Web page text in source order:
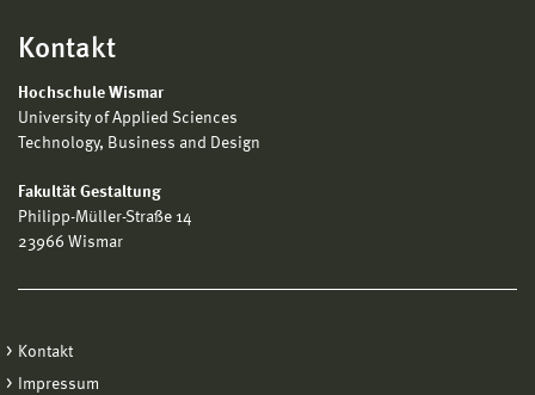
Kontakt
Hochschule Wismar
University of Applied Sciences
Technology, Business and Design
Fakultät Gestaltung
Philipp-Müller-Straße 14
23966 Wismar
Kontakt
Impressum